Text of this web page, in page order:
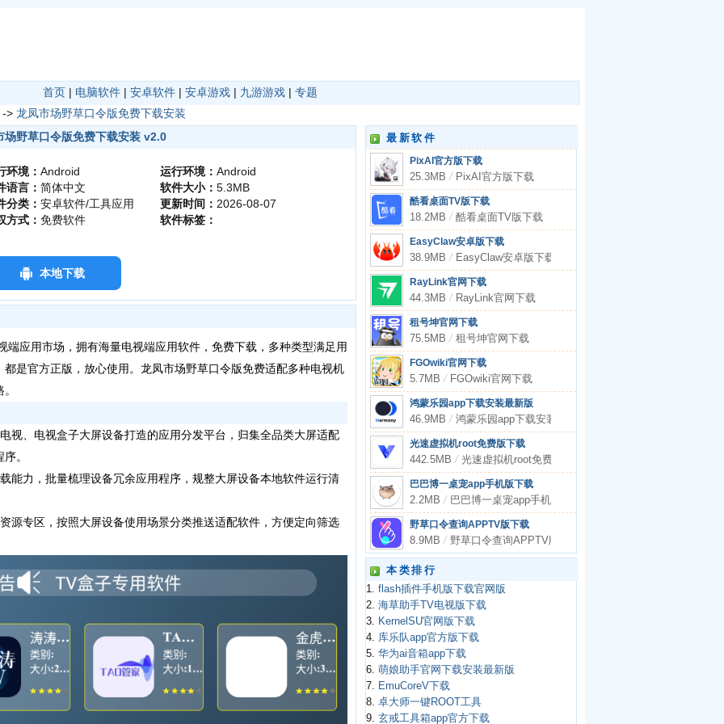
首页 | 电脑软件 | 安卓软件 | 安卓游戏 | 九游游戏 | 专题
-> 龙凤市场野草口令版免费下载安装
场野草口令版免费下载安装 v2.0
环境： Android
语言： 简体中文
分类： 安卓软件/工具应用
方式： 免费软件
运行环境： Android
软件大小： 5.3MB
更新时间： 2026-08-07
软件标签：
本地下载
用市场，拥有海量电视端应用软件，免费下载，多种类型满足用
是官方正版，放心使用。龙凤市场野草口令版免费适配多种电视机
、电视盒子大屏设备打造的应用分发平台，归集全品类大屏适配
。
力，批量梳理设备冗余应用程序，规整大屏设备本地软件运行清
专区，按照大屏设备使用场景分类推送适配软件，方便定向筛选
最新软件
PixAI官方版下载
25.3MB/ PixAI官方版下载
酷看桌面TV版下载
18.2MB/ 酷看桌面TV版下载
EasyClaw安卓版下载
38.9MB/ EasyClaw安卓版下载
RayLink官网下载
44.3MB/ RayLink官网下载
租号坤官网下载
75.5MB/ 租号坤官网下载
FGOwiki官网下载
5.7MB/ FGOwiki官网下载
鸿蒙乐园app下载安装最新版
46.9MB/ 鸿蒙乐园app下载安装最新版
光速虚拟机root免费版下载
442.5MB/ 光速虚拟机root免费版下载
巴巴博一桌宠app手机版下载
2.2MB/ 巴巴博一桌宠app手机版下载
野草口令查询APPTV版下载
8.9MB/ 野草口令查询APPTV版下载
本类排行
1. flash插件手机版下载官网版
2. 海草助手TV电视版下载
3. KernelSU官网版下载
4. 库乐队app官方版下载
5. 华为ai音箱app下载
6. 萌娘助手官网下载安装最新版
7. EmuCoreV下载
8. 卓大师一键ROOT工具
9. 玄戒工具箱app官方下载